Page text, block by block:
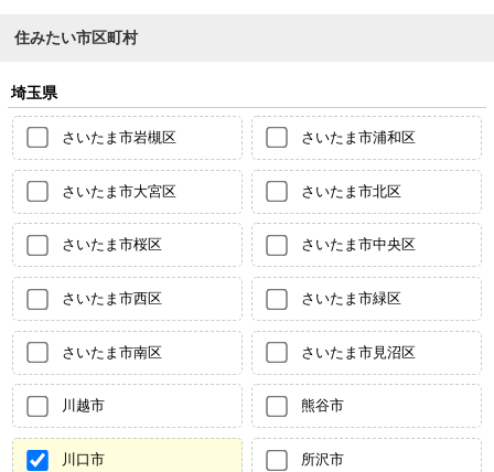
住みたい市区町村
埼玉県
さいたま市岩槻区 さいたま市浦和区
さいたま市大宮区 さいたま市北区
さいたま市桜区 さいたま市中央区
さいたま市西区 さいたま市緑区
さいたま市南区 さいたま市見沼区
川越市 熊谷市
川口市 所沢市